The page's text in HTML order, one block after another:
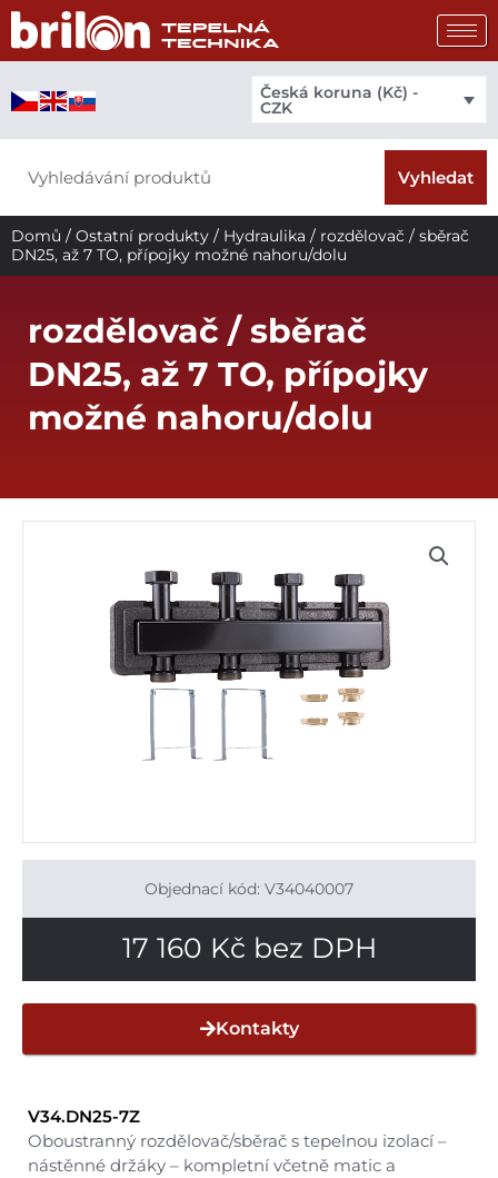
Přeskočit
obsah
Česká koruna (Kč) -
CZK
Vyhledat
Domů / Ostatní produkty / Hydraulika / rozdělovač / sběrač
DN25, až 7 TO, přípojky možné nahoru/dolu
rozdělovač / sběrač
DN25, až 7 TO, přípojky
možné nahoru/dolu
V34.DN25-7Z
Oboustranný rozdělovač/sběrač s tepelnou izolací –
nástěnné držáky – kompletní včetně matic a
Objednací kód: V34040007
17 160 Kč bez DPH
Kontakty